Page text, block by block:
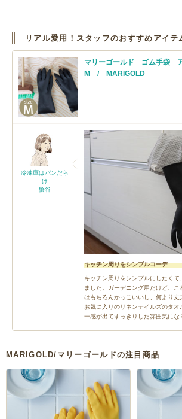
リアル愛用！スタッフのおすすめアイテ
マリーゴールド ゴム手袋
M / MARIGOLD
冷凍庫はパンだら
け
蟹谷
キッチン周りをシンプルコーデ
キッチン周りをシンプルにしたく
ました。ガーデニング用だけど、こ
はもちろんかっこいいし、何より丈
お気に入りのリネンテイルズのタオ
一感が出てすっきりした雰囲気にな
MARIGOLD/マリーゴールドの注目商品